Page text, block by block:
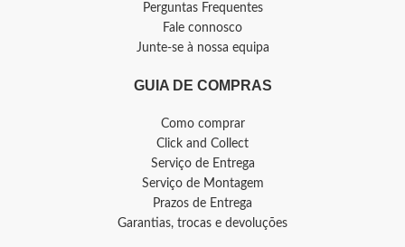
Perguntas Frequentes
Fale connosco
Junte-se à nossa equipa
GUIA DE COMPRAS
Como comprar
Click and Collect
Serviço de Entrega
Serviço de Montagem
Prazos de Entrega
Garantias, trocas e devoluções